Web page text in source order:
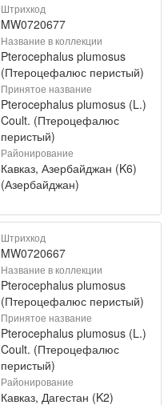
Штрихкод
MW0720677
Название в коллекции
Pterocephalus plumosus
(Птероцефалюс перистый)
Принятое название
Pterocephalus plumosus (L.)
Coult. (Птероцефалюс
перистый)
Районирование
Кавказ, Азербайджан (K6)
(Азербайджан)
Штрихкод
MW0720667
Название в коллекции
Pterocephalus plumosus
(Птероцефалюс перистый)
Принятое название
Pterocephalus plumosus (L.)
Coult. (Птероцефалюс
перистый)
Районирование
Кавказ, Дагестан (K2)